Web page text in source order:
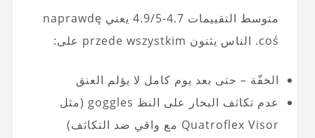
متوسط التقييمات 4.7-4.9/5 يعني naprawdę
coś. الناس يثنون przede wszystkim على:
الخفّة – حتى بعد يوم كامل لا يؤلم العنق
عدم تكاثف البخار على النظ goggles (مثل
Quatroflex Visor مع واقي ضد التكاثف)